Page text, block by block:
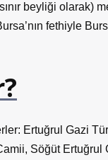
beyliği olarak)
fethiyle
Ertuğrul Gazi
Söğüt